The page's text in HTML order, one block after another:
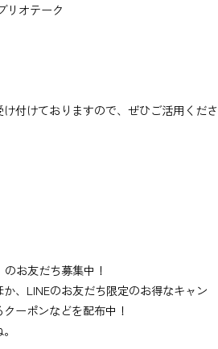
リオテーク
付けておりますので、ぜひご活用くださ
のお友だち募集中！
、LINEのお友だち限定のお得なキャン
ーポンなどを配布中！